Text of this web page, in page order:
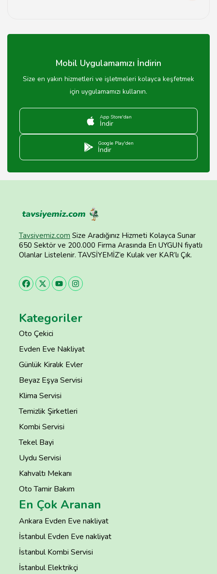
satın almadan önce kontrol etmeniz önerilir.
Mobil Uygulamamızı İndirin
Size en yakın hizmetleri ve işletmeleri kolayca keşfetmek
için uygulamamızı kullanın.
App Store'dan
İndir
Google Play'den
İndir
Tavsiyemiz.com Size Aradığınız Hizmeti Kolayca Sunar
650 Sektör ve 200.000 Firma Arasında En UYGUN fiyatlı
Olanlar Listelenir. TAVSİYEMİZ’e Kulak ver KAR’lı Çık.
Kategoriler
Oto Çekici
Evden Eve Nakliyat
Günlük Kiralık Evler
Beyaz Eşya Servisi
Klima Servisi
Temizlik Şirketleri
Kombi Servisi
Tekel Bayi
Uydu Servisi
Kahvaltı Mekanı
Oto Tamir Bakım
En Çok Aranan
Ankara Evden Eve nakliyat
İstanbul Evden Eve nakliyat
İstanbul Kombi Servisi
İstanbul Elektrikçi